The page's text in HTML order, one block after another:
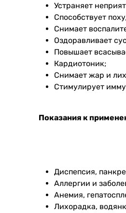
Устраняет
Способствует
Снимает
Оздоравливает
Повышает
Кардиотоник;
Снимает жар и
Стимулирует
Показания к
Диспепсия,
Аллергии и
Анемия,
Лихорадка,